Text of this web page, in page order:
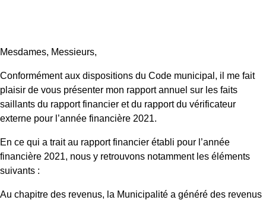
Mesdames, Messieurs,
Conformément aux dispositions du Code municipal, il me fait
plaisir de vous présenter mon rapport annuel sur les faits
saillants du rapport financier et du rapport du vérificateur
externe pour l’année financière 2021.
En ce qui a trait au rapport financier établi pour l’année
financière 2021, nous y retrouvons notamment les éléments
suivants :
Au chapitre des revenus, la Municipalité a généré des revenus